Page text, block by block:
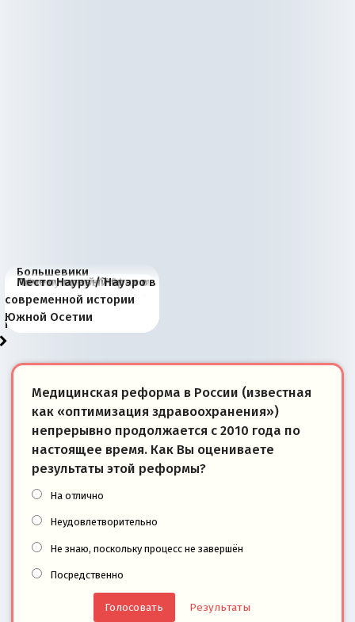
Большевики
отличаются от «Яблока»
тем, что они -
победители
Киевская марионетка
Запада рассказала о
«переобувании» хозяев
В России назрели
перемены: 15 шагов к
суверенной экономике
Миграционный пожар
Европы
Россия начинает
сбрасывать балласт
Анкориджа
Россия зимой 1904
года: первые уступки во
внутренней политике
Русская нация вчера и
сегодня
Почему правый крах в
Варшаве не поможет её
отношениям с Россией?
Место Науру / Науэро в
современной истории
Южной Осетии
Медицинская реформа в России (известная
как «оптимизация здравоохранения»)
непрерывно продолжается с 2010 года по
настоящее время. Как Вы оцениваете
результаты этой реформы?
На отлично
Неудовлетворительно
Не знаю, поскольку процесс не завершён
Посредственно
Результаты